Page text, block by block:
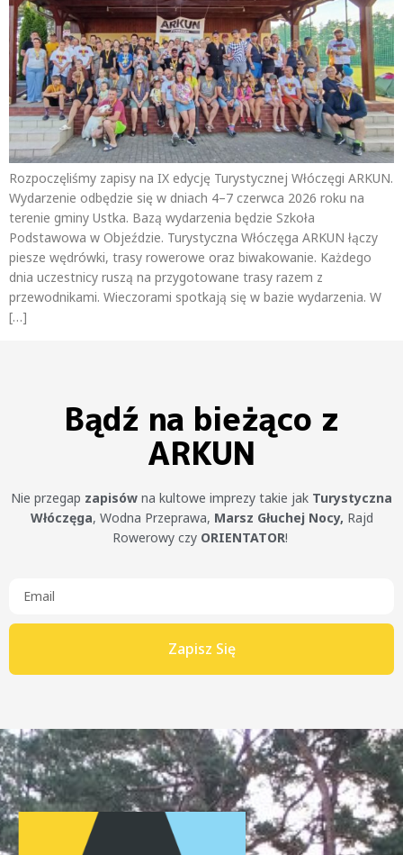
Rozpoczęliśmy zapisy na IX edycję Turystycznej Włóczęgi ARKUN.
Wydarzenie odbędzie się w dniach 4–7 czerwca 2026 roku na
terenie gminy Ustka. Bazą wydarzenia będzie Szkoła
Podstawowa w Objeździe. Turystyczna Włóczęga ARKUN łączy
piesze wędrówki, trasy rowerowe oraz biwakowanie. Każdego
dnia uczestnicy ruszą na przygotowane trasy razem z
przewodnikami. Wieczorami spotkają się w bazie wydarzenia. W
[…]
Bądź na bieżąco z
ARKUN
Nie przegap zapisów na kultowe imprezy takie jak Turystyczna
Włóczęga, Wodna Przeprawa, Marsz Głuchej Nocy, Rajd
Rowerowy czy ORIENTATOR!
Zapisz Się